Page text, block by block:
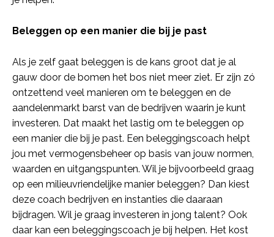
Beleggen op een manier die bij je past
Als je zelf gaat beleggen is de kans groot dat je al
gauw door de bomen het bos niet meer ziet. Er zijn zó
ontzettend veel manieren om te beleggen en de
aandelenmarkt barst van de bedrijven waarin je kunt
investeren. Dat maakt het lastig om te beleggen op
een manier die bij je past. Een beleggingscoach helpt
jou met vermogensbeheer op basis van jouw normen,
waarden en uitgangspunten. Wil je bijvoorbeeld graag
op een milieuvriendelijke manier beleggen? Dan kiest
deze coach bedrijven en instanties die daaraan
bijdragen. Wil je graag investeren in jong talent? Ook
daar kan een beleggingscoach je bij helpen. Het kost